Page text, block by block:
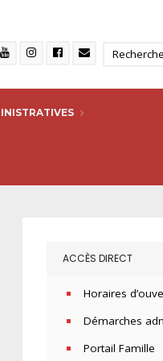
ACCÈS DIRECT
Horaires
Démarches
Portail Famille